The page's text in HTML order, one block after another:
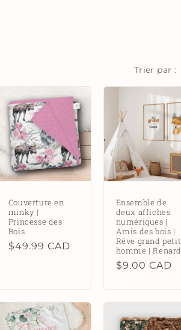
Trier par :
Couverture en
minky |
Princesse des
Bois
Prix
$49.99 CAD
Ensemble de
deux affiches
numériques |
Amis des bois |
Rêve grand petit
homme | Renard
Prix
$9.00 CAD